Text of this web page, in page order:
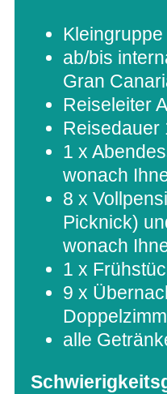
ab/bis
Gran
Rei­se­lei­ter
Rei­se­dauer
1 x
wonach
8 x
Pick­nick)
wonach
1 x
9 x
alle